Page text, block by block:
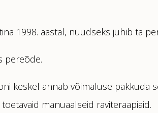
1998. aastal, nüüdseks juhib ta
pereõde.
keskel annab võimaluse
manuaalseid raviteraapiaid.